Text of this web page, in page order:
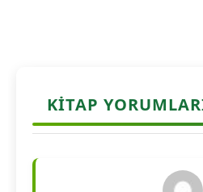
KITAP